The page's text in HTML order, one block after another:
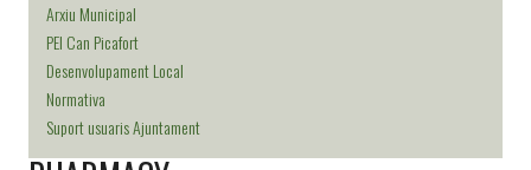
Arxiu Municipal
PEI Can Picafort
Desenvolupament Local
Normativa
Suport usuaris Ajuntament